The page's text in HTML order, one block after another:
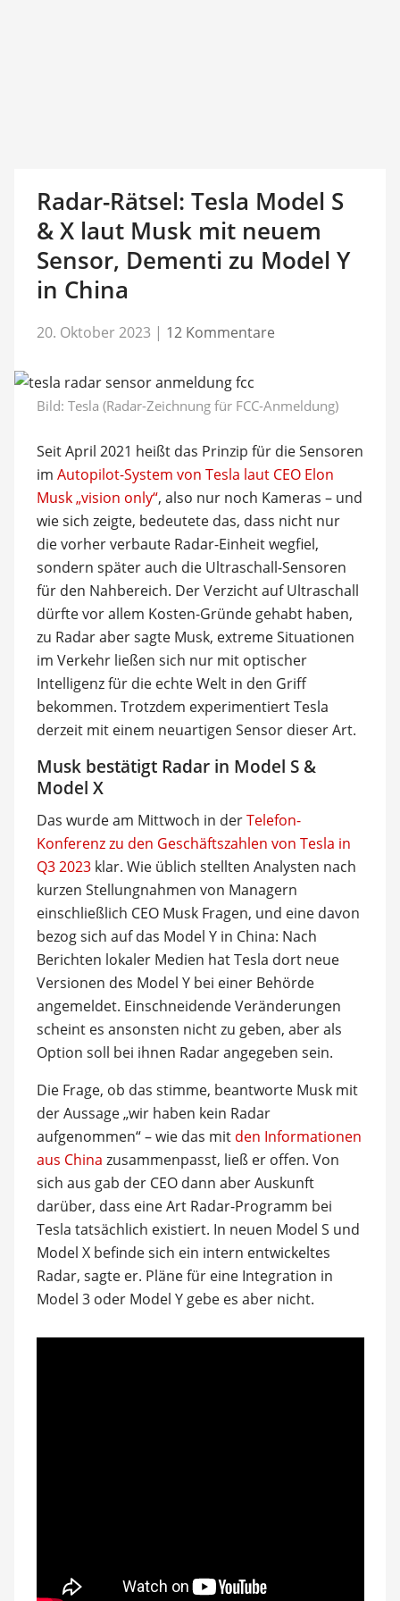
Radar-Rätsel: Tesla Model S
& X laut Musk mit neuem
Sensor, Dementi zu Model Y
in China
20. Oktober 2023 | 12 Kommentare
Bild: Tesla (Radar-Zeichnung für FCC-Anmeldung)
Seit April 2021 heißt das Prinzip für die Sensoren
im Autopilot-System von Tesla laut CEO Elon
Musk „vision only“, also nur noch Kameras – und
wie sich zeigte, bedeutete das, dass nicht nur
die vorher verbaute Radar-Einheit wegfiel,
sondern später auch die Ultraschall-Sensoren
für den Nahbereich. Der Verzicht auf Ultraschall
dürfte vor allem Kosten-Gründe gehabt haben,
zu Radar aber sagte Musk, extreme Situationen
im Verkehr ließen sich nur mit optischer
Intelligenz für die echte Welt in den Griff
bekommen. Trotzdem experimentiert Tesla
derzeit mit einem neuartigen Sensor dieser Art.
Musk bestätigt Radar in Model S &
Model X
Das wurde am Mittwoch in derTelefon-
Konferenz zu den Geschäftszahlen von Tesla in
Q3 2023klar. Wie üblich stellten Analysten nach
kurzen Stellungnahmen von Managern
einschließlich CEO Musk Fragen, und eine davon
bezog sich auf das Model Y in China: Nach
Berichten lokaler Medien hat Tesla dort neue
Versionen des Model Y bei einer Behörde
angemeldet. Einschneidende Veränderungen
scheint es ansonsten nicht zu geben, aber als
Option soll bei ihnen Radar angegeben sein.
Die Frage, ob das stimme, beantworte Musk mit
der Aussage „wir haben kein Radar
aufgenommen“ – wie das mit den Informationen
aus China zusammenpasst, ließ er offen. Von
sich aus gab der CEO dann aber Auskunft
darüber, dass eine Art Radar-Programm bei
Tesla tatsächlich existiert. In neuen Model S und
Model X befinde sich ein intern entwickeltes
Radar, sagte er. Pläne für eine Integration in
Model 3 oder Model Y gebe es aber nicht.